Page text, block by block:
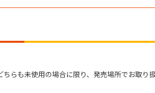
らも未使用の場合に限り、発売場所でお取り